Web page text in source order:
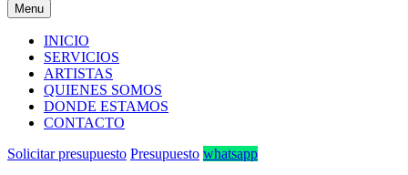
Menu
INICIO
SERVICIOS
ARTISTAS
QUIENES SOMOS
DONDE ESTAMOS
CONTACTO
Solicitar presupuesto Presupuesto whatsapp